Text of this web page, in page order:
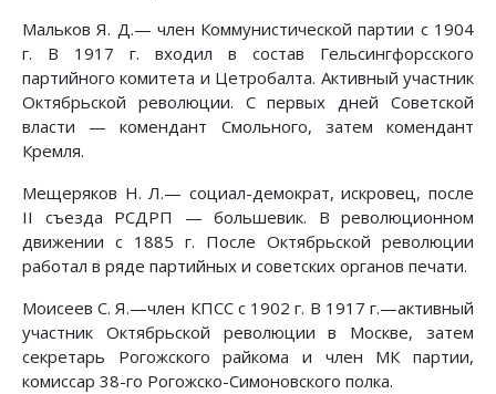
Мальков Я. Д.— член Коммунистической партии с 1904
г. В 1917 г. входил в состав Гельсингфорсского
партийного комитета и Цетробалта. Активный участник
Октябрьской революции. С первых дней Советской
власти — комендант Смольного, затем комендант
Кремля.
Мещеряков Н. Л.— социал-демократ, искровец, после
II съезда РСДРП — большевик. В революционном
движении с 1885 г. После Октябрьской революции
работал в ряде партийных и советских органов печати.
Моисеев С. Я.—член КПСС с 1902 г. В 1917 г.—активный
участник Октябрьской революции в Москве, затем
секретарь Рогожского райкома и член МК партии,
комиссар 38-го Рогожско-Симоновского полка.